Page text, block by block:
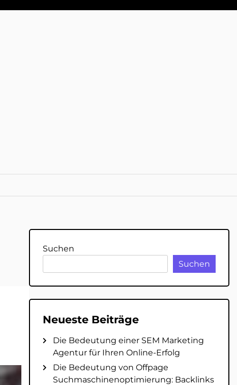
Suchen
Suchen
Neueste Beiträge
Die Bedeutung einer SEM Marketing
Agentur für Ihren Online-Erfolg
Die Bedeutung von Offpage
Suchmaschinenoptimierung: Backlinks